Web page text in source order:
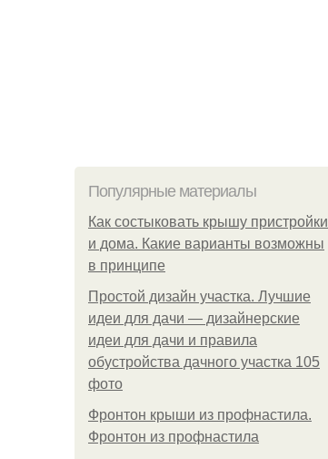
Популярные материалы
Как состыковать крышу пристройки
и дома. Какие варианты возможны
в принципе
Простой дизайн участка. Лучшие
идеи для дачи — дизайнерские
идеи для дачи и правила
обустройства дачного участка 105
фото
Фронтон крыши из профнастила.
Фронтон из профнастила